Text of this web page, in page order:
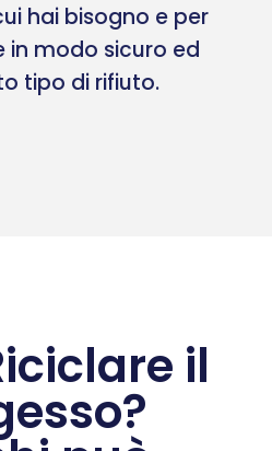
hai bisogno e per
in modo sicuro ed
tipo di rifiuto.
il